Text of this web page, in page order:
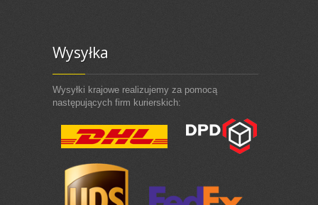
Wysyłka
Wysyłki krajowe realizujemy za pomocą
następujących firm kurierskich: